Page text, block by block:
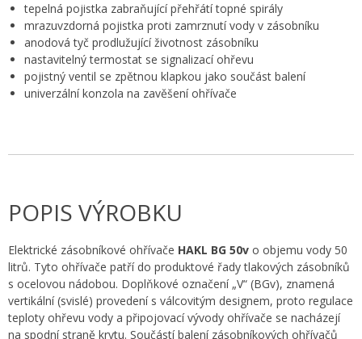
tepelná pojistka zabraňující přehřátí topné spirály
mrazuvzdorná pojistka proti zamrznutí vody v zásobníku
anodová tyč prodlužující životnost zásobníku
nastavitelný termostat se signalizací ohřevu
pojistný ventil se zpětnou klapkou jako součást balení
univerzální konzola na zavěšení ohřívače
POPIS VÝROBKU
Elektrické zásobníkové ohřívače HAKL BG 50v o objemu vody 50
litrů. Tyto ohřívače patří do produktové řady tlakových zásobníků
s ocelovou nádobou. Doplňkové označení „V“ (BGv), znamená
vertikální (svislé) provedení s válcovitým designem, proto regulace
teploty ohřevu vody a připojovací vývody ohřívače se nacházejí
na spodní straně krytu. Součástí balení zásobníkových ohřívačů